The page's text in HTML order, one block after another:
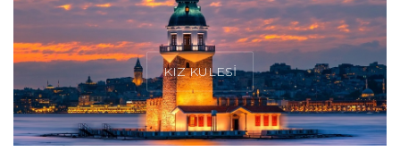
KIZ KULESİ